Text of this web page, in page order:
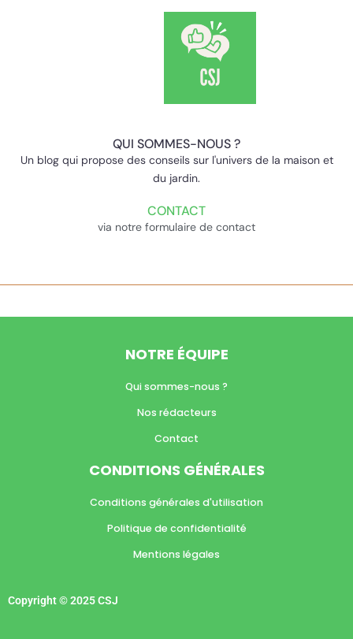
QUI SOMMES-NOUS ?
Un blog qui propose des conseils sur l'univers de la maison et
du jardin.
CONTACT
via notre formulaire de contact
NOTRE ÉQUIPE
Qui sommes-nous ?
Nos rédacteurs
Contact
CONDITIONS GÉNÉRALES
Conditions générales d'utilisation
Politique de confidentialité
Mentions légales
Copyright © 2025 CSJ